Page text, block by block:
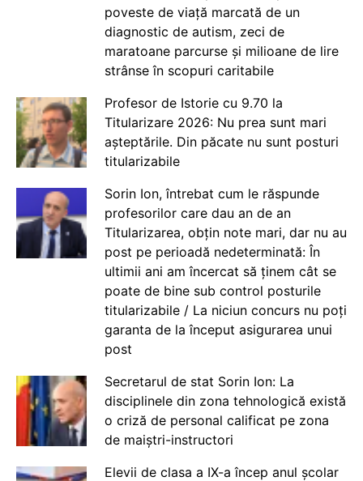
poveste de viață marcată de un
diagnostic de autism, zeci de
maratoane parcurse și milioane de lire
strânse în scopuri caritabile
Profesor de Istorie cu 9.70 la
Titularizare 2026: Nu prea sunt mari
așteptările. Din păcate nu sunt posturi
titularizabile
Sorin Ion, întrebat cum le răspunde
profesorilor care dau an de an
Titularizarea, obțin note mari, dar nu au
post pe perioadă nedeterminată: În
ultimii ani am încercat să ținem cât se
poate de bine sub control posturile
titularizabile / La niciun concurs nu poți
garanta de la început asigurarea unui
post
Secretarul de stat Sorin Ion: La
disciplinele din zona tehnologică există
o criză de personal calificat pe zona
de maiștri-instructori
Elevii de clasa a IX-a încep anul școlar